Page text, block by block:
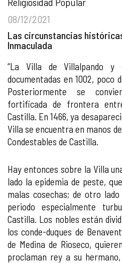
08/12/2021
Las circunstancias
Inmaculada
“La Villa de Villalpando y
documentadas en 1002, poco
Posteriormente se
fortificada de frontera
Castilla. En 1466, ya
Villa se encuentra en manos
Condestables de Castilla.
Hay entonces sobre la Villa
lado la epidemia de peste,
malas cosechas; de otro
periodo especialmente
Castilla. Los nobles están
los conde-duques de
de Medina de Rioseco,
proclaman rey a su